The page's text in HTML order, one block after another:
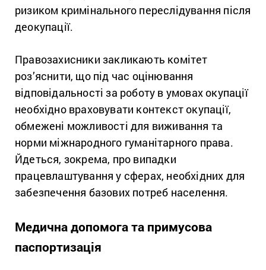
ризиком кримінального переслідування після
деокупації.
Правозахисники закликають комітет
роз’яснити, що під час оцінювання
відповідальності за роботу в умовах окупації
необхідно враховувати контекст окупації,
обмежені можливості для виживання та
норми міжнародного гуманітарного права.
Йдеться, зокрема, про випадки
працевлаштування у сферах, необхідних для
забезпечення базових потреб населення.
Медична допомога та примусова
паспортизація